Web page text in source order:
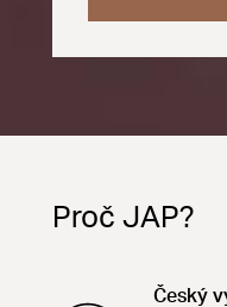
Proč JAP?
Český